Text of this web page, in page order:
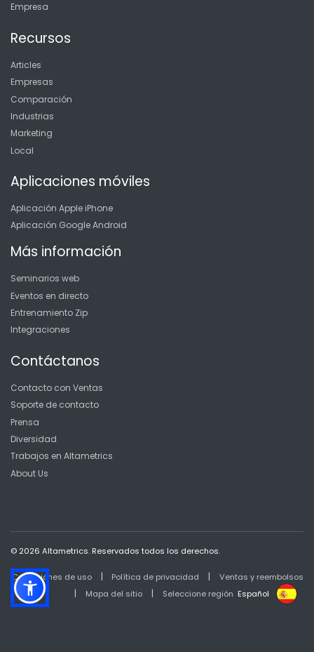
Empresa
Recursos
Articles
Empresas
Comparación
Industrias
Marketing
Local
Aplicaciones móviles
Aplicación Apple iPhone
Aplicación Google Android
Más información
Seminarios web
Eventos en directo
Entrenamiento Zip
Integraciones
Contáctanos
Contacto con Ventas
Soporte de contacto
Prensa
Diversidad
Trabajos en Altametrics
About Us
© 2026 Altametrics. Reservados todos los derechos.
Condiciones de uso | Política de privacidad | Ventas y reembolsos
| Mapa del sitio | Seleccione región Español